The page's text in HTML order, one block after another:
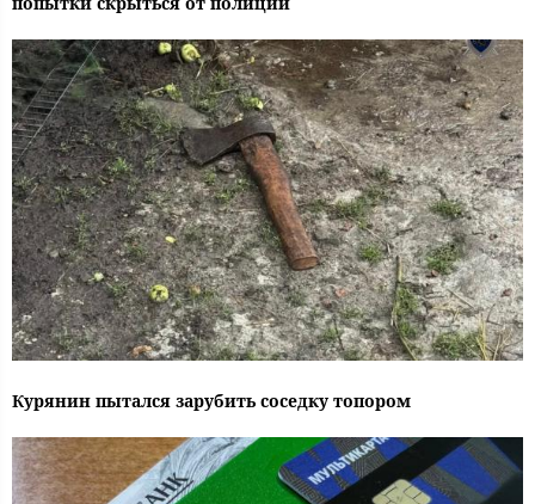
Курянин пытался зарубить соседку топором